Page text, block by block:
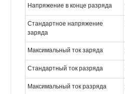
Напряжение в конце разряда
Стандартное напряжение
заряда
Максимальный ток заряда
Стандартный ток разряда
Максимальный ток разряда